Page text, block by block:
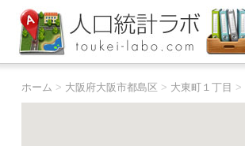
ホーム > 大阪府大阪市都島区 > 大東町１丁目 >